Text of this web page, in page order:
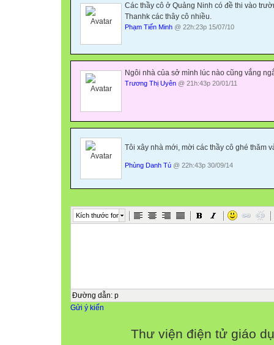
Các thầy cô ở Quảng Ninh có đề thi vào
Thanhk các thây cô nhiều.
Phạm Tiến Minh @ 22h:23p 15/07/10
Ngôi nhà của sở mình lúc nào cũng vắng
Trương Thị Uyên @ 21h:43p 20/01/11
Tôi xây nhà mới, mời các thầy cô ghé thăm
Phùng Danh Tú @ 22h:43p 30/09/14
Kích thước font
Đường dẫn: p
Gửi ý kiến
Thư viện điện tử giáo